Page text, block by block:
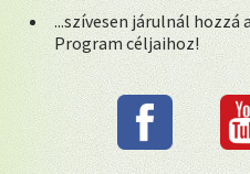
...szívesen járulnál hozzá
Program céljaihoz!